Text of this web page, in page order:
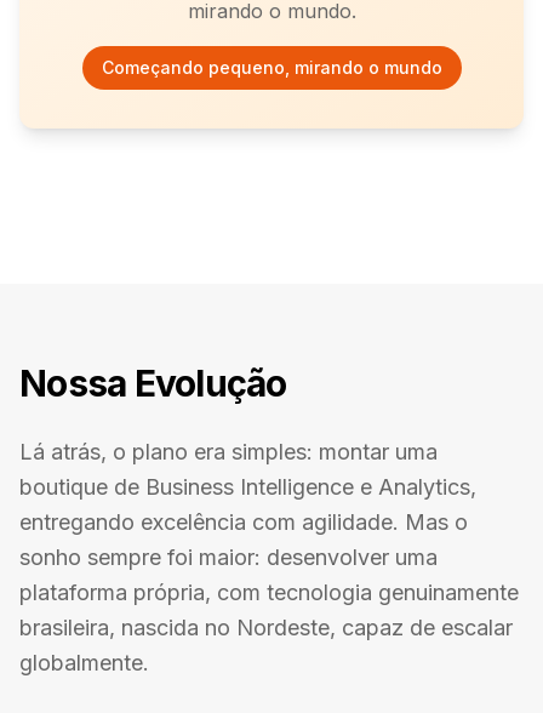
mirando o mundo.
Começando pequeno, mirando o mundo
Nossa Evolução
Lá atrás, o plano era simples: montar uma
boutique de Business Intelligence e Analytics,
entregando excelência com agilidade. Mas o
sonho sempre foi maior: desenvolver uma
plataforma própria, com tecnologia genuinamente
brasileira, nascida no Nordeste, capaz de escalar
globalmente.